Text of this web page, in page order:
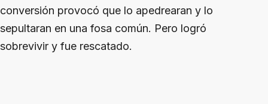
conversión provocó que lo apedrearan y lo
sepultaran en una fosa común. Pero logró
sobrevivir y fue rescatado.